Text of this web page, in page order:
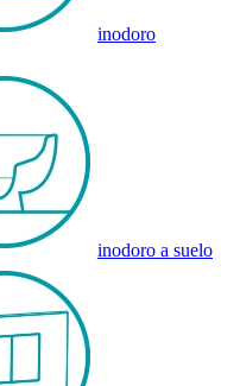
inodoro
inodoro a suelo